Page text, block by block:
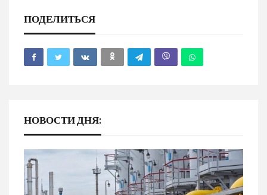
ПОДЕЛИТЬСЯ
НОВОСТИ ДНЯ: